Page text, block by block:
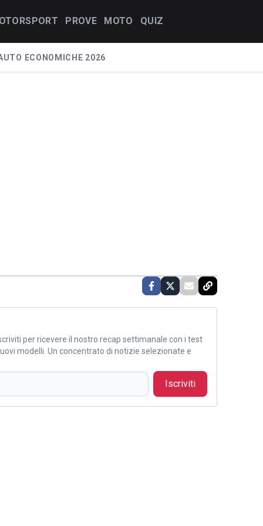
PROVE MOTO QUIZ
ECONOMICHE 2026
per ricevere il nostro recap settimanale con i test
modelli. Un concentrato di notizie selezionate e
Iscriviti